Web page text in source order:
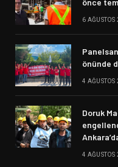
6
önünde
4 AĞUSTOS
Doruk
4 AĞUSTOS